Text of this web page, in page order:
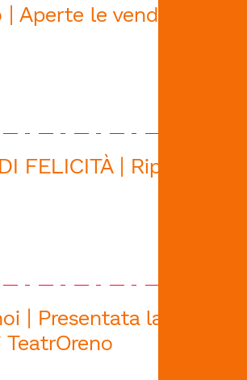
Aperte le vendite
FELICITÀ | Riparte la
| Presentata la nuova